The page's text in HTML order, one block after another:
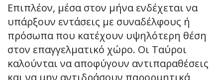
Επιπλέον, μέσα στον μήνα ενδέχεται να
υπάρξουν εντάσεις με συναδέλφους ή
πρόσωπα που κατέχουν υψηλότερη θέση
στον επαγγελματικό χώρο. Οι Ταύροι
καλούνται να αποφύγουν αντιπαραθέσεις
και να μην αντιδράσουν παρορμητικά,